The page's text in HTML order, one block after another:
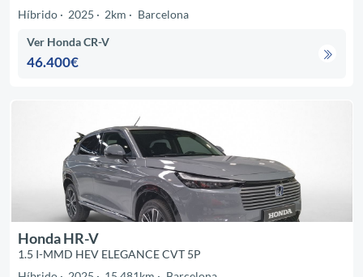
Híbrido
2025 2km Barcelona
Ver Honda CR-V
46.400€
Honda HR-V
1.5 I-MMD HEV ELEGANCE CVT 5P